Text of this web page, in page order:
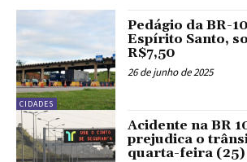
CIDADES
Pedágio da BR-
Espírito Santo,
R$7,50
26 de junho de 2025
Acidente na BR
prejudica o
quarta-feira (25)